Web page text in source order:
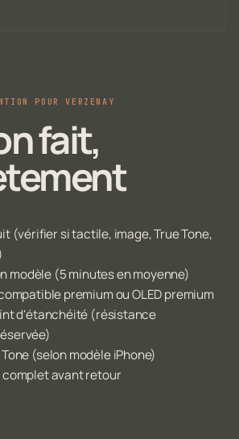
POUR VERZENAY
fait,
(vérifier si tactile, image, True Tone,
modèle (5 minutes en moyenne)
premium ou OLED premium
d'étanchéité (résistance
(selon modèle iPhone)
avant retour